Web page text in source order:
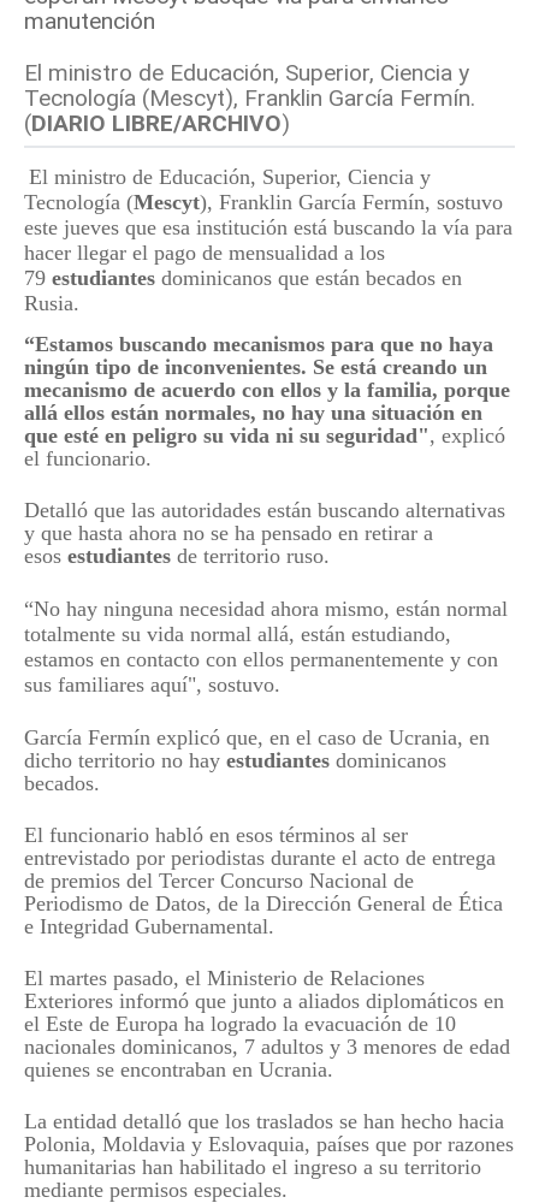
El ministro de Educación, Superior, Ciencia y
Tecnología (Mescyt), Franklin García Fermín.
(DIARIO LIBRE/ARCHIVO)
El ministro de Educación, Superior, Ciencia y
Tecnología (Mescyt), Franklin García Fermín, sostuvo
este jueves que esa institución está buscando la vía para
hacer llegar el pago de mensualidad a los
79 estudiantes dominicanos que están becados en
Rusia.
“Estamos buscando mecanismos para que no haya
ningún tipo de inconvenientes. Se está creando un
mecanismo de acuerdo con ellos y la familia, porque
allá ellos están normales, no hay una situación en
que esté en peligro su vida ni su seguridad", explicó
el funcionario.
Detalló que las autoridades están buscando alternativas
y que hasta ahora no se ha pensado en retirar a
esos estudiantes de territorio ruso.
“No hay ninguna necesidad ahora mismo, están normal
totalmente su vida normal allá, están estudiando,
estamos en contacto con ellos permanentemente y con
sus familiares aquí", sostuvo.
García Fermín explicó que, en el caso de Ucrania, en
dicho territorio no hay estudiantes dominicanos
becados.
El funcionario habló en esos términos al ser
entrevistado por periodistas durante el acto de entrega
de premios del Tercer Concurso Nacional de
Periodismo de Datos, de la Dirección General de Ética
e Integridad Gubernamental.
El martes pasado, el Ministerio de Relaciones
Exteriores informó que junto a aliados diplomáticos en
el Este de Europa ha logrado la evacuación de 10
nacionales dominicanos, 7 adultos y 3 menores de edad
quienes se encontraban en Ucrania.
La entidad detalló que los traslados se han hecho hacia
Polonia, Moldavia y Eslovaquia, países que por razones
humanitarias han habilitado el ingreso a su territorio
mediante permisos especiales.